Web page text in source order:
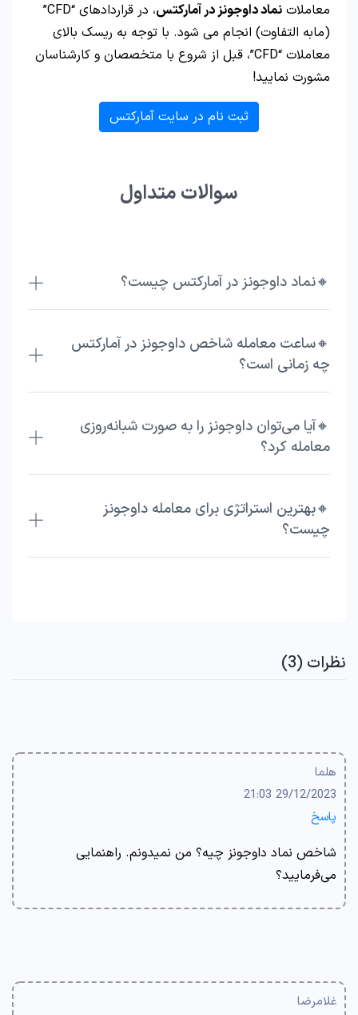
معاملات نماد داوجونز در آمارکتس
، در قراردادهای “CFD”
(مابه التفاوت) انجام می شود. با توجه به ریسک بالای
معاملات “CFD”، قبل از شروع با متخصصان و کارشناسان
مشورت نمایید!
ثبت نام در سایت آمارکتس
سوالات متداول
🔸نماد داوجونز در آمارکتس چیست؟
🔸ساعت معامله شاخص داوجونز در آمارکتس
چه زمانی است؟
🔸آیا می‌توان داوجونز را به صورت شبانه‌روزی
معامله کرد؟
🔸بهترین استراتژی برای معامله داوجونز
چیست؟
نظرات (3)
هلما
29/12/2023 21:03
پاسخ
شاخص نماد داوجونز چیه؟ من نمیدونم. راهنمایی
می‌فرمایید؟
غلامرضا